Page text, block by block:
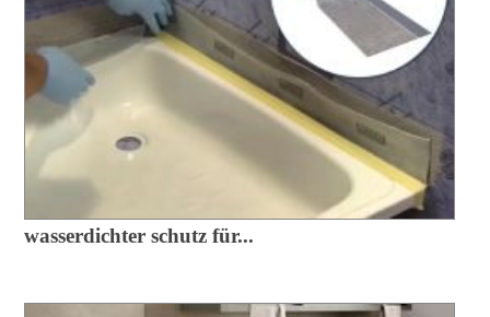
wasserdichter schutz für...